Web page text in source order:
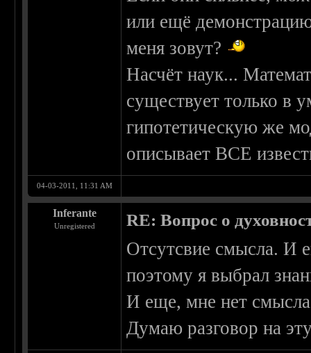
или ещё
меня зовут?
Насчёт наук...
существует только в
гипотетическую же
описывает ВСЕ
04-03-2011, 11:31 AM
Inferante
Unregistered RE: Вопрос о
Отсутсвие смысла. И
поэтому я выбрал
И еще, мне нет
Думаю разговор на